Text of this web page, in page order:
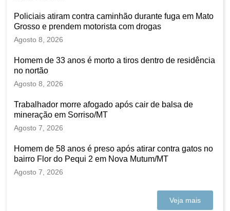
Policiais atiram contra caminhão durante fuga em Mato
Grosso e prendem motorista com drogas
Agosto 8, 2026
Homem de 33 anos é morto a tiros dentro de residência
no nortão
Agosto 8, 2026
Trabalhador morre afogado após cair de balsa de
mineração em Sorriso/MT
Agosto 7, 2026
Homem de 58 anos é preso após atirar contra gatos no
bairro Flor do Pequi 2 em Nova Mutum/MT
Agosto 7, 2026
Veja mais